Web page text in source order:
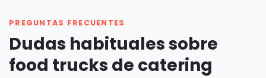
PREGUNTAS FRECUENTES
Dudas habituales sobre
food trucks de catering